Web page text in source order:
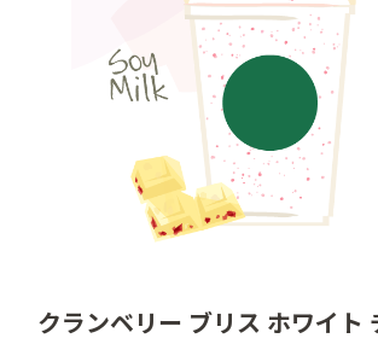
クランベリー ブリス ホワイト